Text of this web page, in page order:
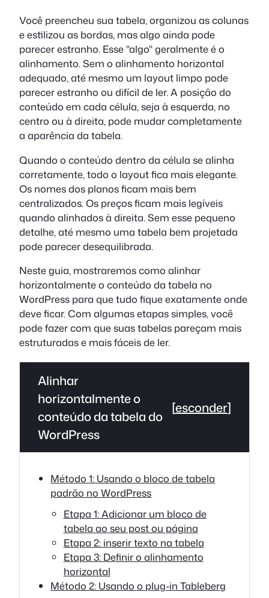
Você preencheu sua tabela, organizou as colunas
e estilizou as bordas, mas algo ainda pode
parecer estranho. Esse "algo" geralmente é o
alinhamento. Sem o alinhamento horizontal
adequado, até mesmo um layout limpo pode
parecer estranho ou difícil de ler. A posição do
conteúdo em cada célula, seja à esquerda, no
centro ou à direita, pode mudar completamente
a aparência da tabela.
Quando o conteúdo dentro da célula se alinha
corretamente, todo o layout fica mais elegante.
Os nomes dos planos ficam mais bem
centralizados. Os preços ficam mais legíveis
quando alinhados à direita. Sem esse pequeno
detalhe, até mesmo uma tabela bem projetada
pode parecer desequilibrada.
Neste guia, mostraremos como alinhar
horizontalmente o conteúdo da tabela no
WordPress para que tudo fique exatamente onde
deve ficar. Com algumas etapas simples, você
pode fazer com que suas tabelas pareçam mais
estruturadas e mais fáceis de ler.
Alinhar
horizontalmente o
conteúdo da tabela do
WordPress
[esconder]
Método 1: Usando o bloco de tabela
padrão no WordPress
Etapa 1: Adicionar um bloco de
tabela ao seu post ou página
Etapa 2: inserir texto na tabela
Etapa 3: Definir o alinhamento
horizontal
Método 2: Usando o plug-in Tableberg